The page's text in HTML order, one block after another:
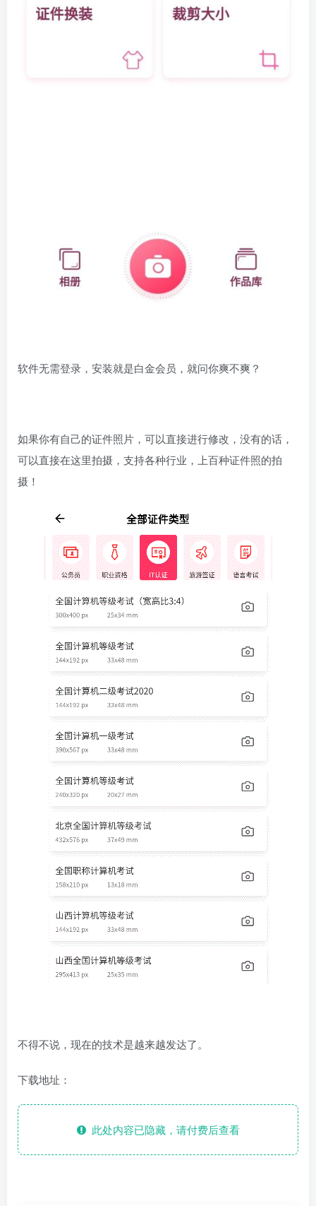
软件无需登录，安装就是白金会员，就问你爽不爽？
如果你有自己的证件照片，可以直接进行修改，没有的话，
可以直接在这里拍摄，支持各种行业，上百种证件照的拍
摄！
不得不说，现在的技术是越来越发达了。
下载地址：
此处内容已隐藏，请付费后查看